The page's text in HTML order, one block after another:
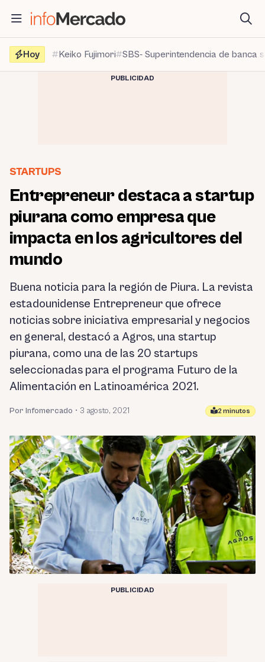
contenido
Hoy
Keiko Fujimori SBS- Superintendencia de banca
PUBLICIDAD
STARTUPS
Entrepreneur destaca a startup
piurana como empresa que
impacta en los agricultores del
mundo
Buena noticia para la región de Piura. La revista
estadounidense Entrepreneur que ofrece
noticias sobre iniciativa empresarial y negocios
en general, destacó a Agros, una startup
piurana, como una de las 20 startups
seleccionadas para el programa Futuro de la
Alimentación en Latinoamérica 2021.
Por Infomercado • 3 agosto, 2021 2 minutos
PUBLICIDAD